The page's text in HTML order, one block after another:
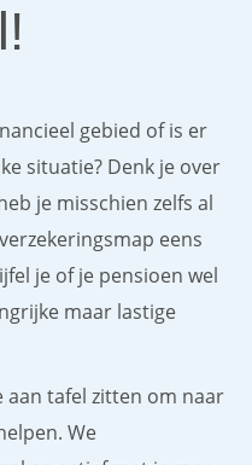
gebied of is er
situatie? Denk je over
je misschien zelfs al
eens
je of je pensioen wel
maar lastige
aan tafel zitten om naar
We